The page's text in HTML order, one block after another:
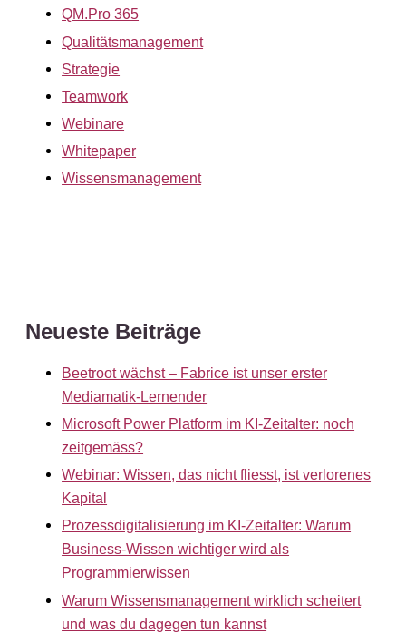
QM.Pro 365
Qualitätsmanagement
Strategie
Teamwork
Webinare
Whitepaper
Wissensmanagement
Neueste Beiträge
Beetroot wächst – Fabrice ist unser erster
Mediamatik-Lernender
Microsoft Power Platform im KI-Zeitalter: noch
zeitgemäss?
Webinar: Wissen, das nicht fliesst, ist verlorenes
Kapital
Prozessdigitalisierung im KI-Zeitalter: Warum
Business-Wissen wichtiger wird als
Programmierwissen
Warum Wissensmanagement wirklich scheitert
und was du dagegen tun kannst